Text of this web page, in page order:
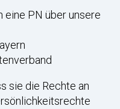
eine PN über unsere
sie die Rechte an